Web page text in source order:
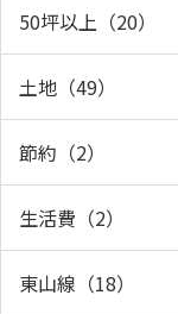
50坪以上（20）
土地（49）
節約（2）
生活費（2）
東山線（18）